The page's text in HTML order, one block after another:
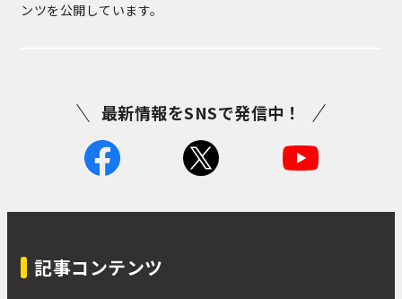
ンツを公開しています。
最新情報をSNSで発信中！
記事コンテンツ